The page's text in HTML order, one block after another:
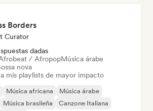
Borders
Curator
dadas
/ AfropopMúsica árabe
nova
mis playlists de mayor impacto
Música africana
Música árabe
Música brasileña
Canzone Italiana